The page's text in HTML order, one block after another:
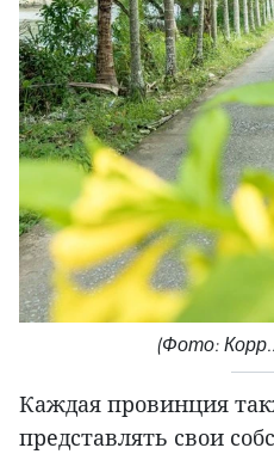
(Фото:
Каждая провинция
представлять свои